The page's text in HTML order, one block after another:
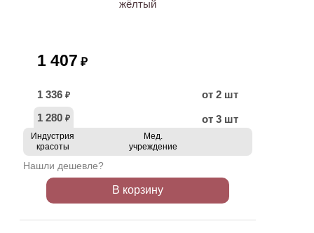
жёлтый
1 407 ₽
1 336 ₽
от 2 шт
1 280 ₽ от 3 шт
Индустрия
красоты
Мед.
учреждение
Нашли дешевле?
В корзину